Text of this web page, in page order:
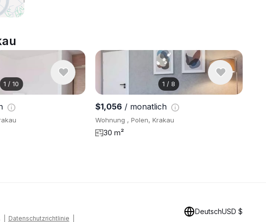
1 /10 1 /8
$1,056 / monatlich
Wohnung , Polen, Krakau
30 m²
| Datenschutzrichtlinie
DeutschUSD $